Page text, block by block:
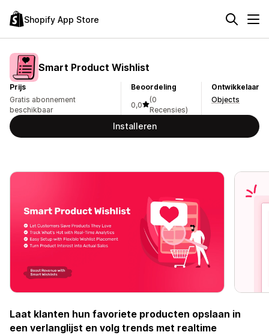
Shopify App Store
Smart Product Wishlist
Prijs
Gratis abonnement
beschikbaar
Beoordeling
0,0
(0
Recensies)
Ontwikkelaar
Objects
Installeren
Laat klanten hun favoriete producten opslaan in
een verlanglijst en volg trends met realtime